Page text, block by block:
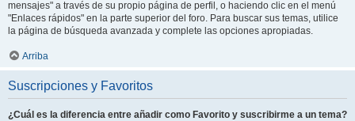
mensajes" a través de su propio página de perfil, o haciendo clic en el menú
"Enlaces rápidos" en la parte superior del foro. Para buscar sus temas, utilice
la página de búsqueda avanzada y complete las opciones apropiadas.
Arriba
Suscripciones y Favoritos
¿Cuál es la diferencia entre añadir como Favorito y suscribirme a un tema?